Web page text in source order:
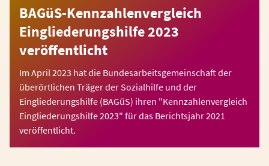
BAGüS-Kennzahlenvergleich
Eingliederungshilfe 2023
veröffentlicht
Im April 2023 hat die Bundesarbeitsgemeinschaft der
überörtlichen Träger der Sozialhilfe und der
Eingliederungshilfe (BAGüS) ihren "Kennzahlenvergleich
Eingliederungshilfe 2023" für das Berichtsjahr 2021
veröffentlicht.